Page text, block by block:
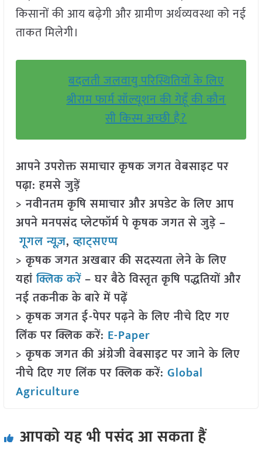
किसानों की आय बढ़ेगी और ग्रामीण अर्थव्यवस्था को नई
ताकत मिलेगी।
बदलती जलवायु परिस्थितियों के लिए
श्रीराम फार्म सॉल्यूशन की गेहूँ की कौन
सी किस्म अच्छी है?
आपने उपरोक्त समाचार कृषक जगत वेबसाइट पर
पढ़ा: हमसे जुड़ें
> नवीनतम कृषि समाचार और अपडेट के लिए आप
अपने मनपसंद प्लेटफॉर्म पे कृषक जगत से जुड़े –
गूगल न्यूज़,व्हाट्सएप्प
> कृषक जगत अखबार की सदस्यता लेने के लिए
यहांक्लिक करें– घर बैठे विस्तृत कृषि पद्धतियों और
नई तकनीक के बारे में पढ़ें
> कृषक जगत ई-पेपर पढ़ने के लिए नीचे दिए गए
लिंक पर क्लिक करें: E-Paper
> कृषक जगत की अंग्रेजी वेबसाइट पर जाने के लिए
नीचे दिए गए लिंक पर क्लिक करें: Global
Agriculture
आपको यह भी पसंद आ सकता हैं